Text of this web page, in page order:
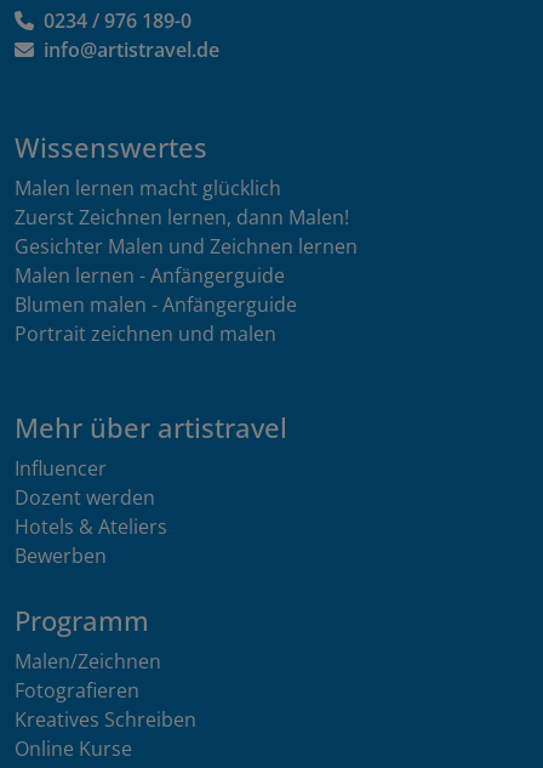
0234 / 976 189-0
info@artistravel.de
Wissenswertes
Malen lernen macht glücklich
Zuerst Zeichnen lernen, dann Malen!
Gesichter Malen und Zeichnen lernen
Malen lernen - Anfängerguide
Blumen malen - Anfängerguide
Portrait zeichnen und malen
Mehr über artistravel
Influencer
Dozent werden
Hotels & Ateliers
Bewerben
Programm
Malen/Zeichnen
Fotografieren
Kreatives Schreiben
Online Kurse